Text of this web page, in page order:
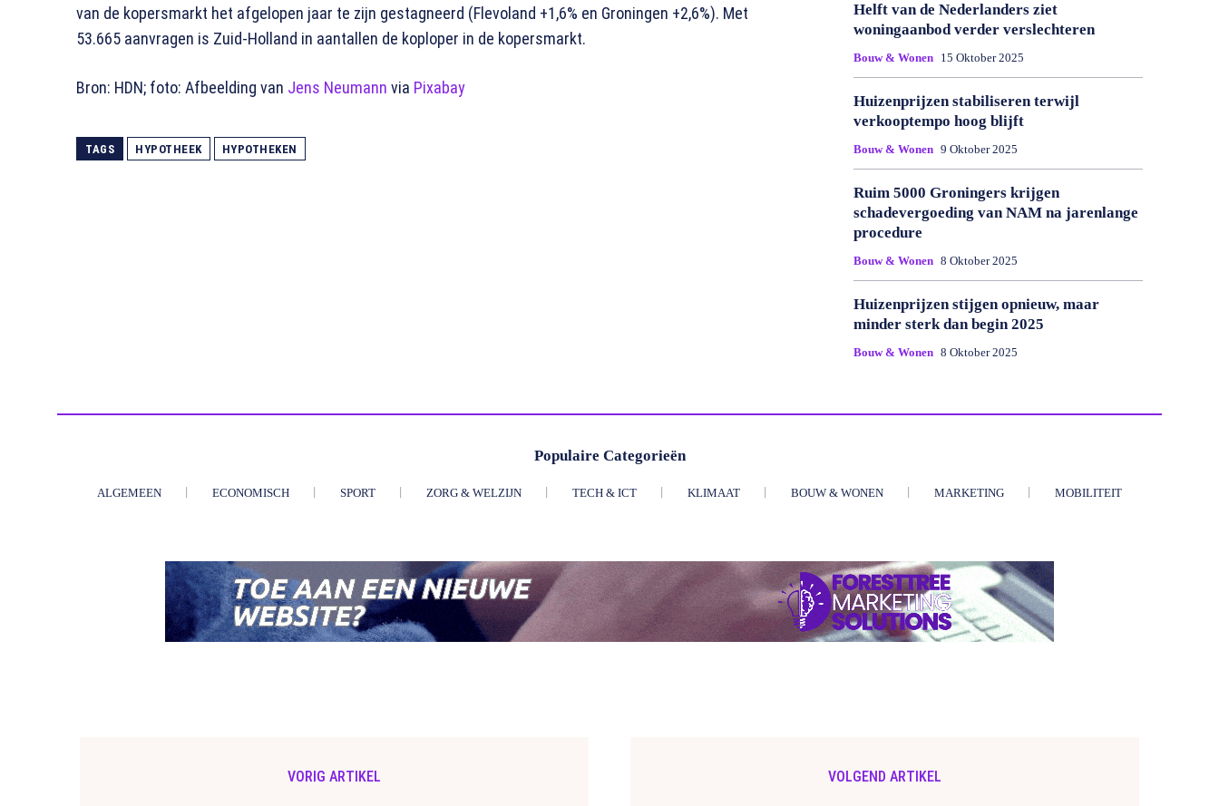
van de kopersmarkt het afgelopen jaar te zijn gestagneerd (Flevoland +1,6% en Groningen +2,6%). Met
53.665 aanvragen is Zuid-Holland in aantallen de koploper in de kopersmarkt.
Bron: HDN; foto: Afbeelding van Jens Neumann via Pixabay
TAGS HYPOTHEEK HYPOTHEKEN
Helft van de Nederlanders ziet
woningaanbod verder verslechteren
Bouw & Wonen 15 Oktober 2025
Huizenprijzen stabiliseren terwijl
verkooptempo hoog blijft
Bouw & Wonen 9 Oktober 2025
Ruim 5000 Groningers krijgen
schadevergoeding van NAM na jarenlange
procedure
Bouw & Wonen 8 Oktober 2025
Huizenprijzen stijgen opnieuw, maar
minder sterk dan begin 2025
Bouw & Wonen 8 Oktober 2025
Populaire Categorieën
ALGEMEEN ECONOMISCH SPORT ZORG & WELZIJN TECH & ICT KLIMAAT BOUW & WONEN MARKETING MOBILITEIT
VORIG ARTIKEL VOLGEND ARTIKEL